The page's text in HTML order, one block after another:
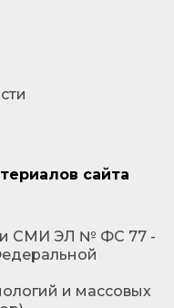
сайта
СМИ ЭЛ № ФС 77 -
и массовых